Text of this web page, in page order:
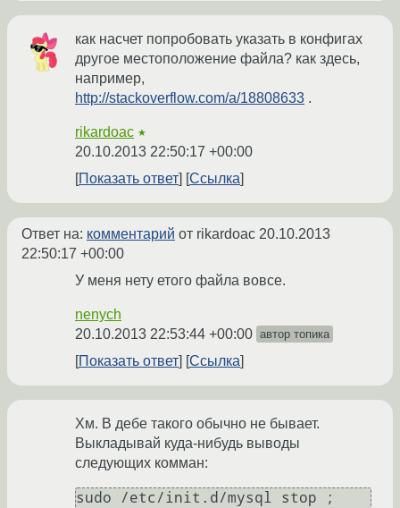
как насчет попробовать указать в конфигах
другое местоположение файла? как здесь,
например,
http://stackoverflow.com/a/18808633 .
rikardoac ★
20.10.2013 22:50:17 +00:00
Показать ответ
Ссылка
Ответ на: комментарий от rikardoac 20.10.2013
22:50:17 +00:00
У меня нету етого файла вовсе.
nenych
20.10.2013 22:53:44 +00:00 автор топика
Показать ответ Ссылка
Хм. В дебе такого обычно не бывает.
Выкладывай куда-нибудь выводы
следующих комман:
sudo /etc/init.d/mysql stop ;